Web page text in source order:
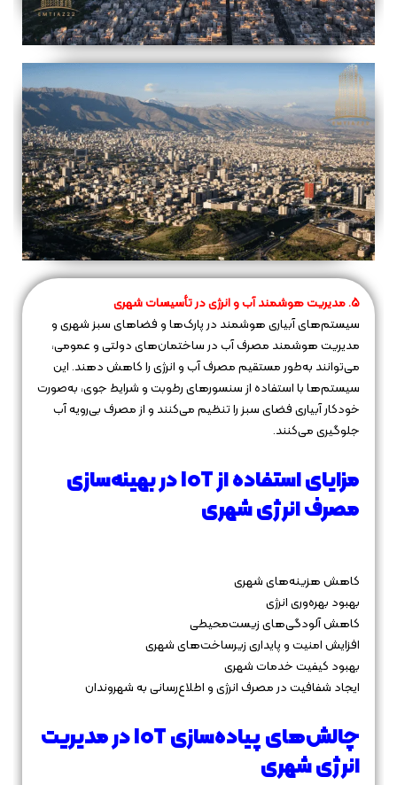
۵. مدیریت هوشمند آب و انرژی در تأسیسات شهری
سیستم‌های آبیاری هوشمند در پارک‌ها و فضاهای سبز شهری و
مدیریت هوشمند مصرف آب در ساختمان‌های دولتی و عمومی،
می‌توانند به‌طور مستقیم مصرف آب و انرژی را کاهش دهند. این
سیستم‌ها با استفاده از سنسورهای رطوبت و شرایط جوی، به‌صورت
خودکار آبیاری فضای سبز را تنظیم می‌کنند و از مصرف بی‌رویه آب
جلوگیری می‌کنند.
مزایای استفاده از IoT در بهینه‌سازی
مصرف انرژی شهری
کاهش هزینه‌های شهری
بهبود بهره‌وری انرژی
کاهش آلودگی‌های زیست‌محیطی
افزایش امنیت و پایداری زیرساخت‌های شهری
بهبود کیفیت خدمات شهری
ایجاد شفافیت در مصرف انرژی و اطلاع‌رسانی به شهروندان
چالش‌های پیاده‌سازی IoT در مدیریت
انرژی شهری